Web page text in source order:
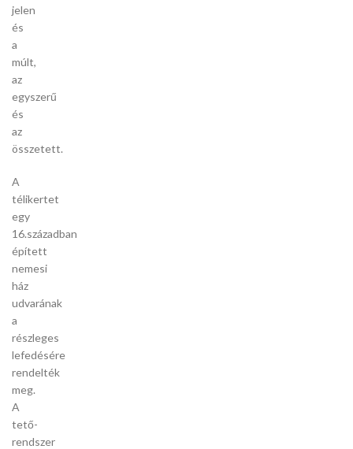
jelen
és
a
múlt,
az
egyszerű
és
az
összetett.
A
télikertet
egy
16.században
épített
nemesi
ház
udvarának
a
részleges
lefedésére
rendelték
meg.
A
tető-
rendszer